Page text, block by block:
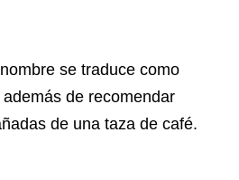
se traduce como
además de recomendar
de una taza de café.